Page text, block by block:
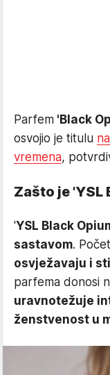
Parfem 'Black
osvojio je titulu
vremena,
Zašto je 'YSL
'YSL Black
sastavom.
osvježavaju i
parfema donosi
uravnotežuje
ženstvenost u